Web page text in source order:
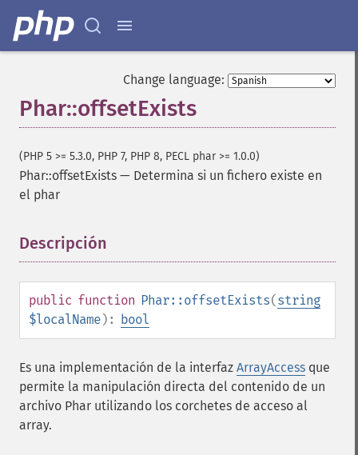
Change language:
Phar::offsetExists
(PHP 5 >= 5.3.0, PHP 7, PHP 8, PECL phar >= 1.0.0)
Phar::offsetExists — Determina si un fichero existe en
el phar
Descripción
public function Phar::offsetExists(string
$localName): bool
Es una implementación de la interfaz ArrayAccess que
permite la manipulación directa del contenido de un
archivo Phar utilizando los corchetes de acceso al
array.